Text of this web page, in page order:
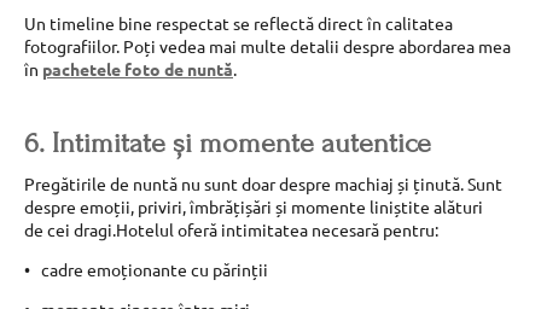
Un timeline bine respectat se reflectă direct în calitatea
fotografiilor. Poți vedea mai multe detalii despre abordarea mea
în pachetele foto de nuntă.
6. Intimitate și momente autentice
Pregătirile de nuntă nu sunt doar despre machiaj și ținută. Sunt
despre emoții, priviri, îmbrățișări și momente liniștite alături
de cei dragi.Hotelul oferă intimitatea necesară pentru:
cadre emoționante cu părinții